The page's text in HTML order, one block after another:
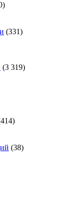
(331)
(3 319)
(38)